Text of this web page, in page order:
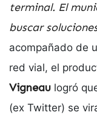
terminal. El
buscar
acompañado de
red vial, el
Vigneau logró
(ex Twitter) se